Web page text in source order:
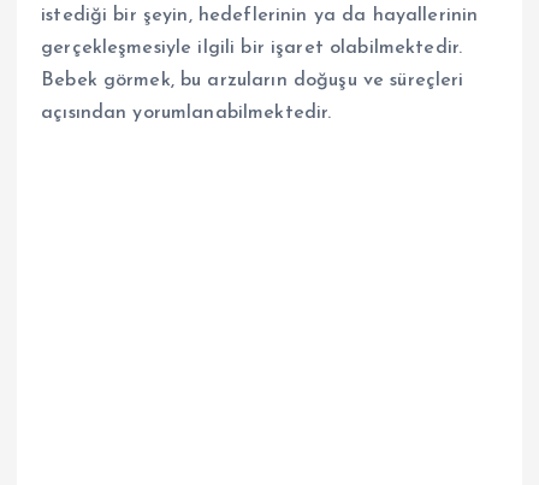
istediği bir şeyin, hedeflerinin ya da hayallerinin
gerçekleşmesiyle ilgili bir işaret olabilmektedir.
Bebek görmek, bu arzuların doğuşu ve süreçleri
açısından yorumlanabilmektedir.